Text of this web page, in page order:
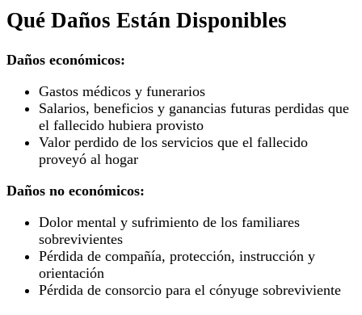
Qué Daños Están Disponibles
Daños económicos:
Gastos médicos y funerarios
Salarios, beneficios y ganancias futuras perdidas que
el fallecido hubiera provisto
Valor perdido de los servicios que el fallecido
proveyó al hogar
Daños no económicos:
Dolor mental y sufrimiento de los familiares
sobrevivientes
Pérdida de compañía, protección, instrucción y
orientación
Pérdida de consorcio para el cónyuge sobreviviente